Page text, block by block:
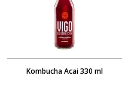
Kombucha Acai 330 ml